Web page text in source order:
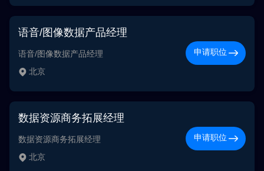
语音/图像数据产品经理
语音/图像数据产品经理
北京
申请职位
数据资源商务拓展经理
数据资源商务拓展经理
北京
申请职位